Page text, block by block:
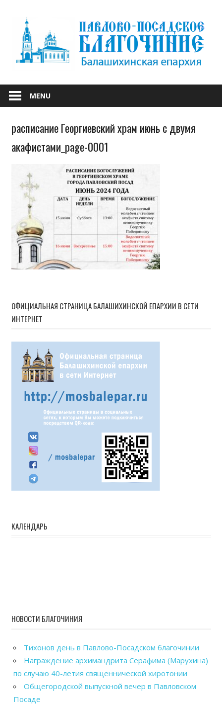
content
ПАВЛОВО-
ПОСАДСКОЕ
БЛАГОЧИНИЕ
MENU
расписание Георгиевский храм июнь с двумя
акафистами_page-0001
ОФИЦИАЛЬНАЯ СТРАНИЦА БАЛАШИХИНСКОЙ ЕПАРХИИ В СЕТИ
ИНТЕРНЕТ
КАЛЕНДАРЬ
НОВОСТИ БЛАГОЧИНИЯ
Тихонов день в Павлово-Посадском благочинии
Награждение архимандрита Серафима (Марухина)
по случаю 40-летия священнической хиротонии
Общегородской выпускной вечер в Павловском
Посаде